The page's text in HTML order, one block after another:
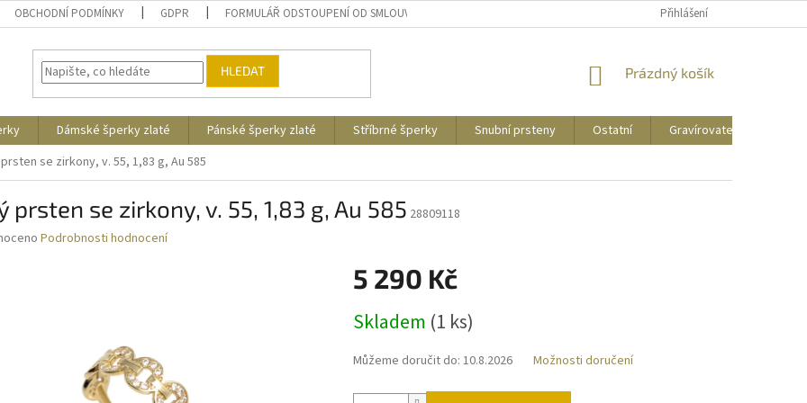
OBCHODNÍ PODMÍNKY GDPR FORMULÁŘ ODSTOUPENÍ OD SMLOUVY CENY DOPRAVYPřihlášení
HLEDAT
NÁKUPNÍ
Prázdný košík
Dámské šperky zlaté Pánské šperky zlaté Stříbrné šperky Snubní prsteny Ostatní Gravírovatelné
se zirkony, v. 55, 1,83 g, Au 585
prsten se zirkony, v. 55, 1,83 g, Au 585 28809118
Podrobnosti hodnocení
5 290 Kč
cena:
Skladem (1 ks)
Můžeme doručit do: 10.8.2026 Možnosti doručení